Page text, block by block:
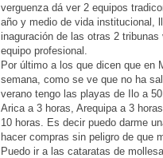
verguenza dá ver 2 equipos
año y medio de vida institucional,
inaguración de las otras 2
equipo profesional.
Por último a los que dicen que en
semana, como se ve que no ha
verano tengo las playas de Ilo a
Arica a 3 horas, Arequipa a 3
10 horas. Es decir puedo darme
hacer compras sin peligro de que
Puedo ir a las cataratas de